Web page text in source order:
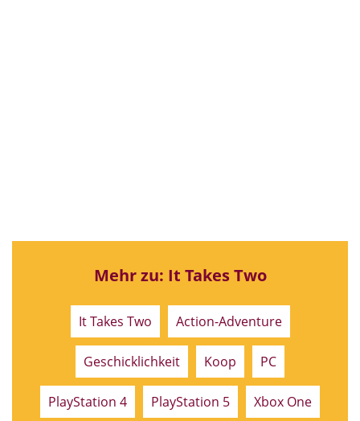
Mehr zu: It Takes Two
It Takes Two Action-Adventure
Geschicklichkeit Koop PC
PlayStation 4 PlayStation 5 Xbox One